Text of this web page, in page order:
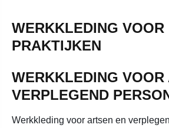
WERKKLEDING VOOR
PRAKTIJKEN
WERKKLEDING VOOR
VERPLEGEND
Werkkleding voor artsen en